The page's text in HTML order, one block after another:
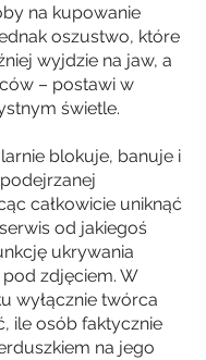
na kupowanie
oszustwo, które
wyjdzie na jaw, a
– postawi w
świetle.
blokuje, banuje i
całkowicie uniknąć
od jakiegoś
ukrywania
zdjęciem. W
wyłącznie twórca
ile osób faktycznie
na jego